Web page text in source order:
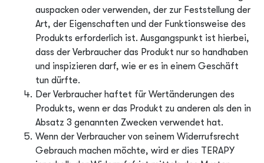
auspacken oder verwenden, der zur Feststellung der
Art, der Eigenschaften und der Funktionsweise des
Produkts erforderlich ist. Ausgangspunkt ist hierbei,
dass der Verbraucher das Produkt nur so handhaben
und inspizieren darf, wie er es in einem Geschäft
tun dürfte.
Der Verbraucher haftet für Wertänderungen des
Produkts, wenn er das Produkt zu anderen als den in
Absatz 3 genannten Zwecken verwendet hat.
Wenn der Verbraucher von seinem Widerrufsrecht
Gebrauch machen möchte, wird er dies TERAPY